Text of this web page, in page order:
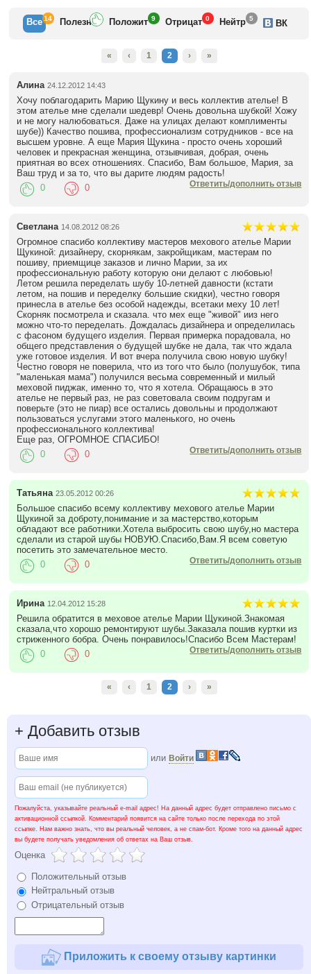
Все 14 Полезн Положит 9 Отрицат 0 Нейтр 5 ВК
« ‹ 1 2 › »
Алина 24.12.2012 14:43
Хочу поблагодарить Марию Щукину и весь коллектив ателье! В
этом ателье мне сделали шедевр! Очень довольна шубкой! Хожу
и не могу налюбоваться. Даже на улицах делают комплименты
шубе)) Качество пошива, профессионализм сотрудников - все на
высшем уровне. А еще Мария Щукина - просто очень хороший
человек и прекрасная женщина, отзывчивая, добрая, очень
приятная во всех отношениях. Спасибо, Вам большое, Мария, за
Ваш труд и за то, что вы дарите людям радость!
Ответить/дополнить отзыв
0 0
Светлана 14.08.2012 08:26
Огромное спасибо коллективу мастеров мехового ателье Марии
Щукиной: дизайнеру, скорнякам, закройщикам, мастерам по
пошиву, приемщице заказов и лично Марии, за их
профессиональную работу которую они делают с любовью!
Летом решила переделать шубу 10-летней давности (кстати
летом, на пошив и переделку большие скидки), честно говоря
принесла в ателье без особой надежды, всетаки меху 10 лет!
Скорняк посмотрела и сказала. что мех еще "живой" ииз него
можно что-то переделать. Дождалась дизайнера и определилась
с фасоном будущего изделия. Первая примерка порадовала, но
общего представления о будущей шубке не дала, так что ждала
уже готовое изделия. И вот вчера получила свою новую шубку!
Честно говоря не поверила, что из того что было (полушубок, типа
"маленькая мама") получился весьма современный и милый
меховой пиджак, именно то, что я хотела. Обращаюсь в это
ателье не первый раз, не раз советовала своим подругам и
поверьте (это не пиар) все остались довольны и продолжают
пользоваться услугами этого маленького, но очень
профессионального коллектива!
Еще раз, ОГРОМНОЕ СПАСИБО!
Ответить/дополнить отзыв
0 0
Татьяна 23.05.2012 00:26
Большое спасибо всему коллективу мехового ателье Марии
Щукиной за доброту,понимание и за мастерство,которым
обладают все работники.Хотела выбросить свою шубу,но мастера
сделали из старой шубы НОВУЮ.Спасибо,Вам.Я всем советую
посетить это замечательное место.
Ответить/дополнить отзыв
0 0
Ирина 12.04.2012 15:28
Решила обратится в меховое ателье Марии Щукиной.Знакомая
сказала,что хорошо ремонтируют шубы.Заказала пошив куртки из
стриженного бобра. Очень понравилось!Спасибо Всем Мастерам!
Ответить/дополнить отзыв
0 0
« ‹ 1 2 › »
+ Добавить отзыв
или Войти
Пожалуйста, указывайте реальный e-mail адрес! На данный адрес будет отправлено письмо с
активационной ссылкой. Комментарий появится на сайте только после перехода по этой
ссылке. Нам важно знать, что вы реальный человек, а не спам-бот. Кроме того на данный адрес
вы будете получать уведомления об ответах на Ваш отзыв.
Оценка
Положительный отзыв
Нейтральный отзыв
Отрицательный отзыв
Приложить к своему отзыву картинки